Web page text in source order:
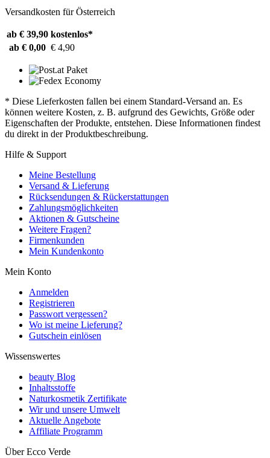
Versandkosten für Österreich
ab € 39,90 kostenlos*
ab € 0,00 € 4,90
* Diese Lieferkosten fallen bei einem Standard-Versand an. Es
können weitere Kosten, z. B. aufgrund des Gewichts, Größe oder
Eigenschaften der Produkte, entstehen. Diese Informationen findest
du direkt in der Produktbeschreibung.
Hilfe & Support
Meine Bestellung
Versand & Lieferung
Rücksendungen & Rückerstattungen
Zahlungsmöglichkeiten
Aktionen & Gutscheine
Weitere Fragen?
Firmenkunden
Mein Kundenkonto
Mein Konto
Anmelden
Registrieren
Passwort vergessen?
Wo ist meine Lieferung?
Gutschein einlösen
Wissenswertes
beauty Blog
Inhaltsstoffe
Naturkosmetik Zertifikate
Wir und unsere Umwelt
Aktuelle Angebote
Affiliate Programm
Über Ecco Verde